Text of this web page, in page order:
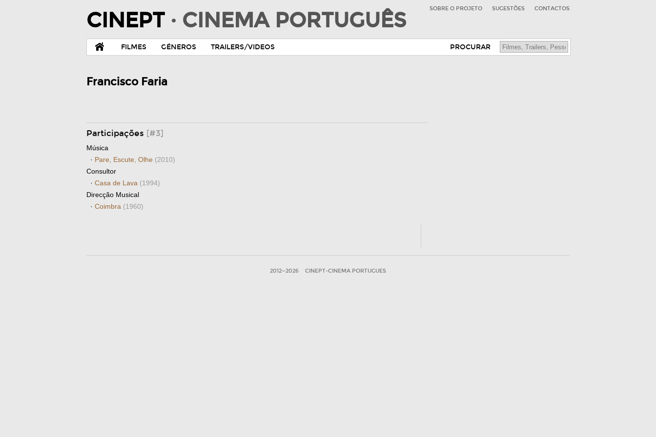
CINEPT · CINEMA PORTUGUÊS SOBRE O PROJETO SUGESTÕES CONTACTOS
FILMES GÉNEROS TRAILERS/VIDEOS PROCURAR
Francisco Faria
Participações [#3]
Música
· Pare, Escute, Olhe (2010)
Consultor
· Casa de Lava (1994)
Direcção Musical
· Coimbra (1960)
2012—2026 CINEPT-CINEMA PORTUGUES